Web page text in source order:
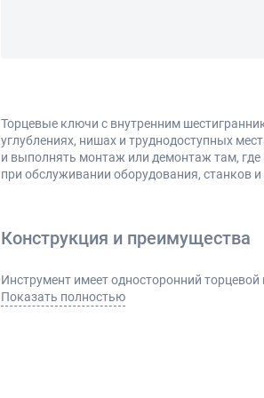
Торцевые ключи с внутренним
углублениях, нишах и труднодоступных
и выполнять монтаж или демонтаж там, где
при обслуживании оборудования, станков
Конструкция и преимущества
Инструмент имеет односторонний
и делает работу более удобной в
Показать полностью